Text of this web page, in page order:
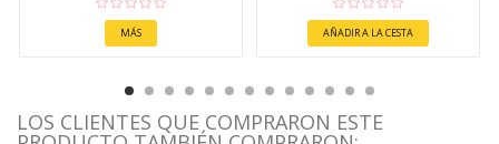
MÁS AÑADIR A LA CESTA
LOS CLIENTES QUE COMPRARON ESTE